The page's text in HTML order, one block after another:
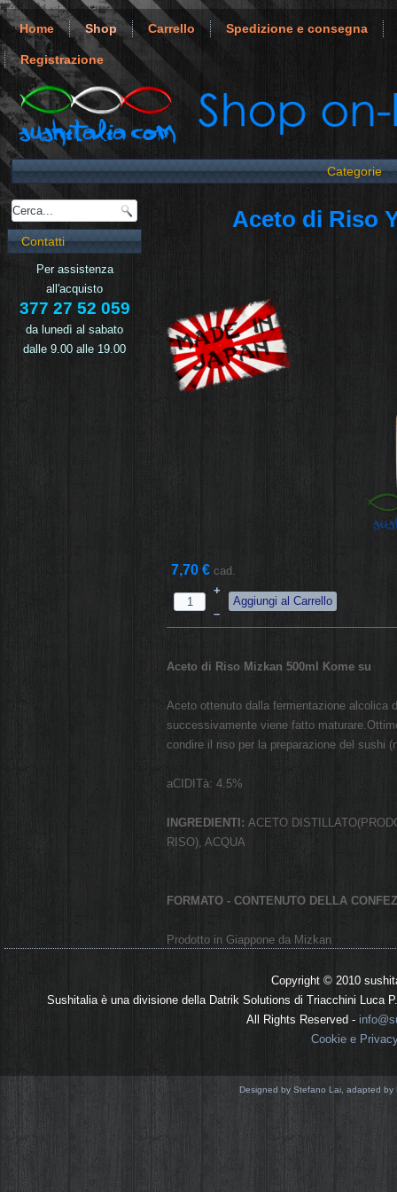
Home Shop Carrello Spedizione e consegna
Registrazione
Categorie
Contatti
Per assistenza
all'acquisto
377 27 52 059
da lunedì al sabato
dalle 9.00 alle 19.00
Aceto di Riso
7,70 € cad.
+
–
Aceto di Riso Mizkan 500ml Kome su
Aceto ottenuto dalla fermentazione alcolica
successivamente viene fatto
condire il riso per la preparazione del sushi
aCIDITà: 4.5%
INGREDIENTI: ACETO
RISO), ACQUA
FORMATO - CONTENUTO DELLA
Prodotto in Giappone da Mizkan
Copyright © 2010
Sushitalia è una divisione della Datrik Solutions di Triacchini Luca
All Rights Reserved -
Cookie e
Designed by Stefano Lai, adapted by